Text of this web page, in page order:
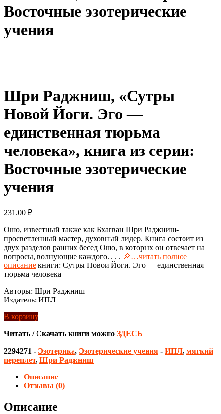
Восточные эзотерические
учения
Шри Раджниш, «Сутры
Новой Йоги. Эго —
единственная тюрьма
человека», книга из серии:
Восточные эзотерические
учения
231.00 ₽
Ошо, известный также как Бхагван Шри Раджниш-
просветленный мастер, духовный лидер. Книга состоит из
двух разделов ранних бесед Ошо, в которых он отвечает на
вопросы, волнующие каждого. . . . 🔎…читать полное
описание книги: Сутры Новой Йоги. Эго — единственная
тюрьма человека
Авторы: Шри Раджниш
Издатель: ИПЛ
В корзину
Читать / Скачать книги можно ЗДЕСЬ
2294271 - Эзотерика, Эзотерические учения - ИПЛ, мягкий
переплет, Шри Раджниш
Описание
Отзывы (0)
Описание